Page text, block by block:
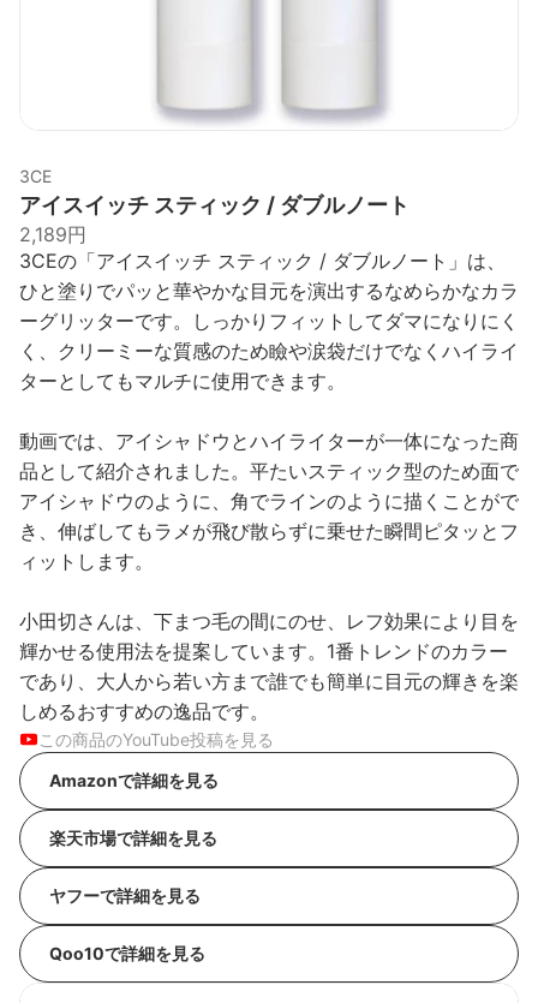
3CE
アイスイッチ スティック / ダブルノート
2,189円
3CEの「アイスイッチ スティック / ダブルノート」は、
ひと塗りでパッと華やかな目元を演出するなめらかなカラ
ーグリッターです。しっかりフィットしてダマになりにく
く、クリーミーな質感のため瞼や涙袋だけでなくハイライ
ターとしてもマルチに使用できます。
動画では、アイシャドウとハイライターが一体になった商
品として紹介されました。平たいスティック型のため面で
アイシャドウのように、角でラインのように描くことがで
き、伸ばしてもラメが飛び散らずに乗せた瞬間ピタッとフ
ィットします。
小田切さんは、下まつ毛の間にのせ、レフ効果により目を
輝かせる使用法を提案しています。1番トレンドのカラー
であり、大人から若い方まで誰でも簡単に目元の輝きを楽
しめるおすすめの逸品です。
この商品のYouTube投稿を見る
Amazonで詳細を見る
楽天市場で詳細を見る
ヤフーで詳細を見る
Qoo10で詳細を見る